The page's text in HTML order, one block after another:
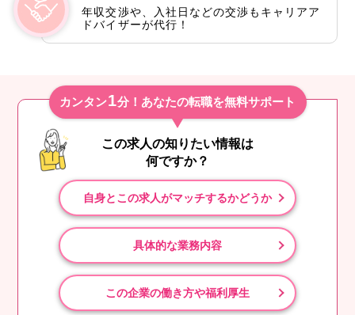
年収交渉や、入社日などの交渉もキャリアア
ドバイザーが代行！
カンタン1分！あなたの転職を無料サポート
この求人の知りたい情報は
何ですか？
自身とこの求人がマッチするかどうか
具体的な業務内容
この企業の働き方や福利厚生